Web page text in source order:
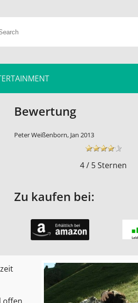
Bewertung
Peter Weißenborn, Jan 2013
4 / 5 Sternen
Zu kaufen bei: